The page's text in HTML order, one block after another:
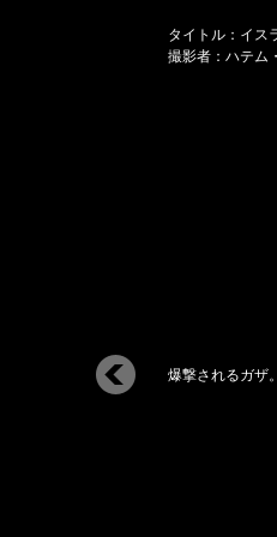
タイトル：イス
撮影者：ハテム
爆撃されるガザ